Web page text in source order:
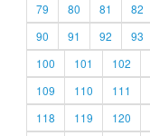
79
80 81 82
90
91 92 93
100
101 102
109
110 111
118
119 120